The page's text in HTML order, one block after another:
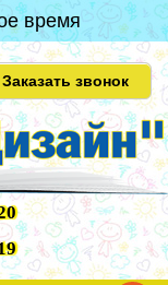
время
Заказать звонок